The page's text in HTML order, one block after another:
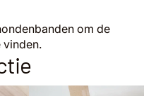
om de
vinden.
Compleet wandelpakket